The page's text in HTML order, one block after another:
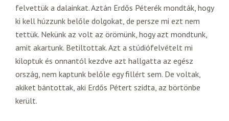
felvettük a dalainkat. Aztán Erdős Péterék mondták, hogy
ki kell húzzunk belőle dolgokat, de persze mi ezt nem
tettük. Nekünk az volt az örömünk, hogy azt mondtunk,
amit akartunk. Betiltottak. Azt a stúdiófelvételt mi
kiloptuk és onnantól kezdve azt hallgatta az egész
ország, nem kaptunk belőle egy fillért sem. De voltak,
akiket bántottak, aki Erdős Pétert szidta, az börtönbe
került.